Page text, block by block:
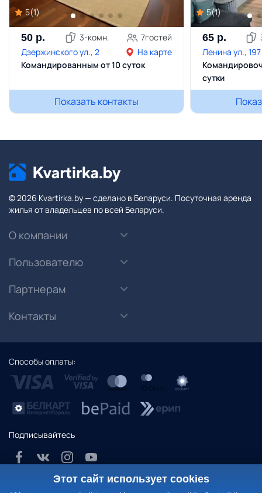
5(1)
50 р. 3-комн. 7гостей
Дзержинского ул., 2
На карте
Командированным от 10 суток
Показать контакты
5(1)
65 р.
Ленина ул., 197
сутки
© 2026 Kvartirka.by — сделано в Беларуси. Посуточная аренда
жилья от владельцев по всей Беларуси.
О компании
Пользователю
Партнерам
Контакты
Способы оплаты:
Подписывайтесь
Этот сайт использует cookies